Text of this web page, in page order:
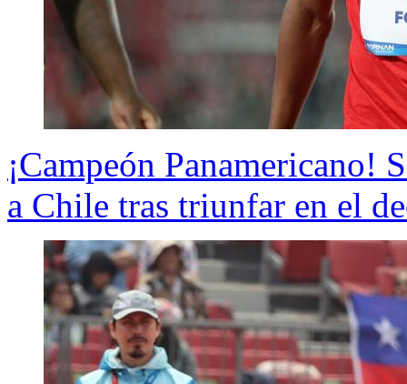
¡Campeón Panamericano!
a Chile tras triunfar en el